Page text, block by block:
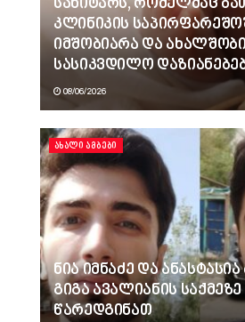
სანიტარს, რომელმაც
კლინიკის
იმშობიარა და
სასიკვდილო
08/06/2026
ᲐᲮᲐᲚᲘ ᲐᲛᲑᲔᲑᲘ
ნია იმნაძე და
გიგა ავალიანის
წარედგინათ